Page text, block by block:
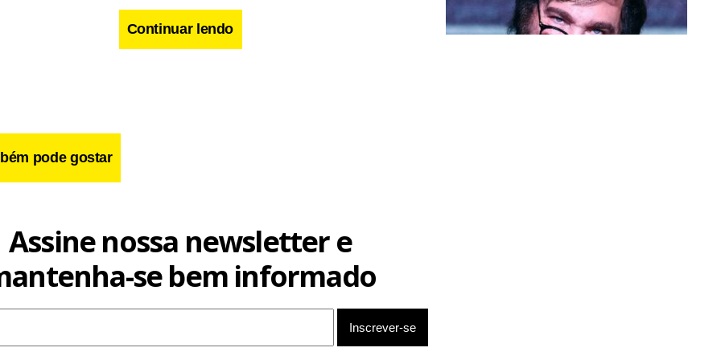
mais utilizado nos domicílios é a banda larga, presente em 66% dos
à internet. Apesar de se concentrar nos domicílios economicamente
Continuar lendo
pode gostar
Assine nossa newsletter e
se bem informado